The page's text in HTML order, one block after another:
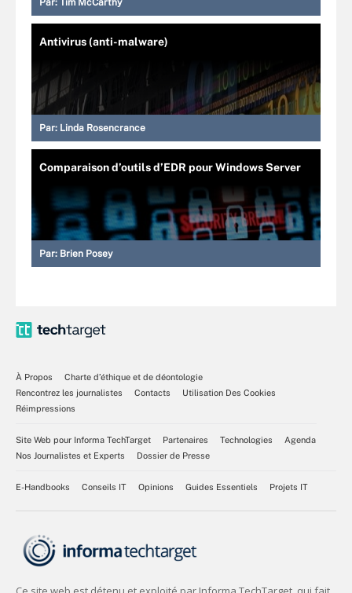
Antivirus (anti-malware)
Par: Linda Rosencrance
Comparaison d’outils d’EDR pour Windows Server
Par: Brien Posey
À Propos
Charte d’éthique et de déontologie
Rencontrez les journalistes
Contacts
Utilisation Des Cookies
Réimpressions
Site Web pour Informa TechTarget Partenaires Technologies
Agenda
Nos Journalistes et Experts
Dossier de Presse
E-Handbooks Conseils IT Opinions Guides Essentiels Projets IT